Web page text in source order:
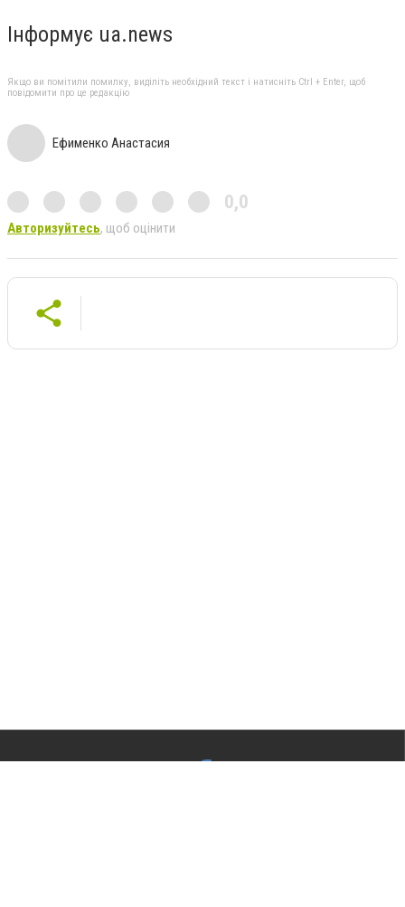
Інформує ua.news
Якщо ви помітили помилку, виділіть необхідний текст і натисніть Ctrl + Enter, щоб
повідомити про це редакцію
Ефименко Анастасия
0,0
Авторизуйтесь, щоб оцінити